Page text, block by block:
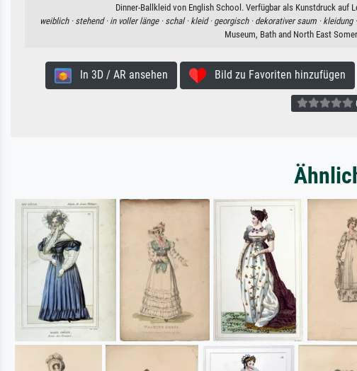
Dinner-Ballkleid von English School. Verfügbar als Kunstdruck auf
weiblich · stehend · in voller länge · schal · kleid · georgisch · dekorativer saum · kleidung ·
Museum, Bath and North East
In 3D / AR ansehen Bild zu Favoriten hinzufügen